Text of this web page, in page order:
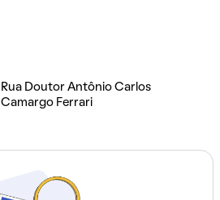
Rua Doutor Antônio Carlos
Camargo Ferrari